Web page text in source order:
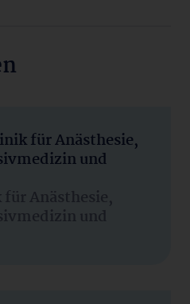
für Anästhesie,
und
Anästhesie,
und